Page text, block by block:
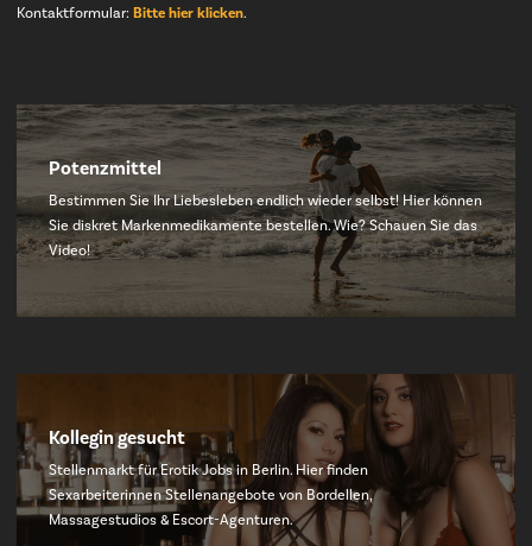
Kontaktformular: Bitte hier klicken.
Potenzmittel
Bestimmen Sie Ihr Liebesleben endlich wieder selbst! Hier können
Sie diskret Markenmedikamente bestellen. Wie? Schauen Sie das
Video!
Kollegin gesucht
Stellenmarkt für Erotik Jobs in Berlin. Hier finden
Sexarbeiterinnen Stellenangebote von Bordellen,
Massagestudios & Escort-Agenturen.